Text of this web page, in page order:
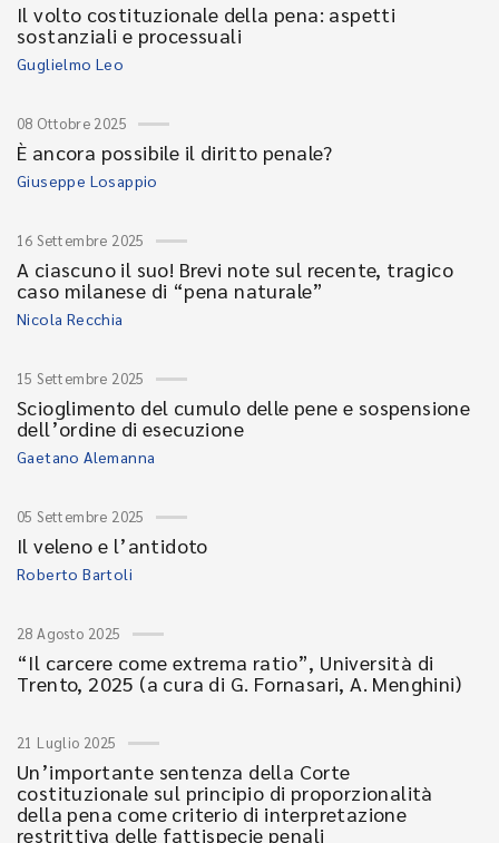
Il volto costituzionale della pena: aspetti
sostanziali e processuali
Guglielmo Leo
08 Ottobre 2025
È ancora possibile il diritto penale?
Giuseppe Losappio
16 Settembre 2025
A ciascuno il suo! Brevi note sul recente, tragico
caso milanese di “pena naturale”
Nicola Recchia
15 Settembre 2025
Scioglimento del cumulo delle pene e sospensione
dell’ordine di esecuzione
Gaetano Alemanna
05 Settembre 2025
Il veleno e l’antidoto
Roberto Bartoli
28 Agosto 2025
“Il carcere come extrema ratio”, Università di
Trento, 2025 (a cura di G. Fornasari, A. Menghini)
21 Luglio 2025
Un’importante sentenza della Corte
costituzionale sul principio di proporzionalità
della pena come criterio di interpretazione
restrittiva delle fattispecie penali